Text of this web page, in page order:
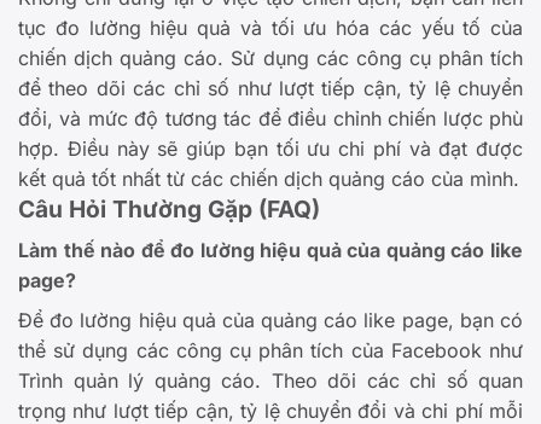
tục đo lường hiệu quả và tối ưu hóa các yếu tố của
chiến dịch quảng cáo. Sử dụng các công cụ phân tích
để theo dõi các chỉ số như lượt tiếp cận, tỷ lệ chuyển
đổi, và mức độ tương tác để điều chỉnh chiến lược phù
hợp. Điều này sẽ giúp bạn tối ưu chi phí và đạt được
kết quả tốt nhất từ các chiến dịch quảng cáo của mình.
Câu Hỏi Thường Gặp (FAQ)
Làm thế nào để đo lường hiệu quả của quảng cáo like
page?
Để đo lường hiệu quả của quảng cáo like page, bạn có
thể sử dụng các công cụ phân tích của Facebook như
Trình quản lý quảng cáo. Theo dõi các chỉ số quan
trọng như lượt tiếp cận, tỷ lệ chuyển đổi và chi phí mỗi